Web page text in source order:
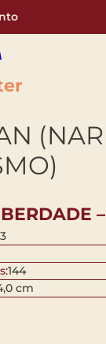
144
cm